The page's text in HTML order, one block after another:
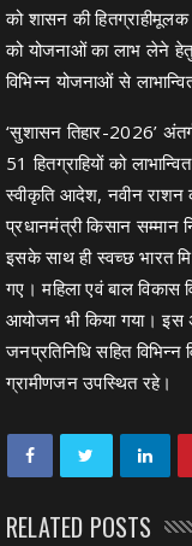
को शासन की हितग्राहीमूलक
को योजनाओं का लाभ लेने हेतु
विभिन्न योजनाओं से
‘सुशासन तिहार-2026’
51 हितग्राहियों को
स्वीकृति आदेश, नवीन राशन
प्रधानमंत्री किसान सम्मान
इसके साथ ही स्वच्छ भारत
गए। महिला एवं बाल विकास
आयोजन भी किया गया। इस
जनप्रतिनिधि सहित विभिन्न
ग्रामीणजन उपस्थित रहे।
RELATED POSTS